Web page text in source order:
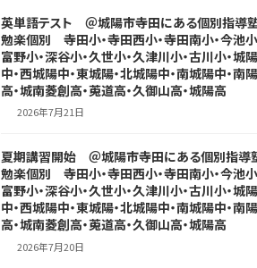
英単語テスト ＠城陽市寺田にある個別指導
勉楽個別 寺田小・寺田西小・寺田南小・今池小
富野小・深谷小・久世小・久津川小・古川小・城陽
中・西城陽中・東城陽・北城陽中・南城陽中・南陽
高・城南菱創高・莵道高・久御山高・城陽高
2026年7月21日
夏期講習開始 ＠城陽市寺田にある個別指導
勉楽個別 寺田小・寺田西小・寺田南小・今池小
富野小・深谷小・久世小・久津川小・古川小・城陽
中・西城陽中・東城陽・北城陽中・南城陽中・南陽
高・城南菱創高・莵道高・久御山高・城陽高
2026年7月20日